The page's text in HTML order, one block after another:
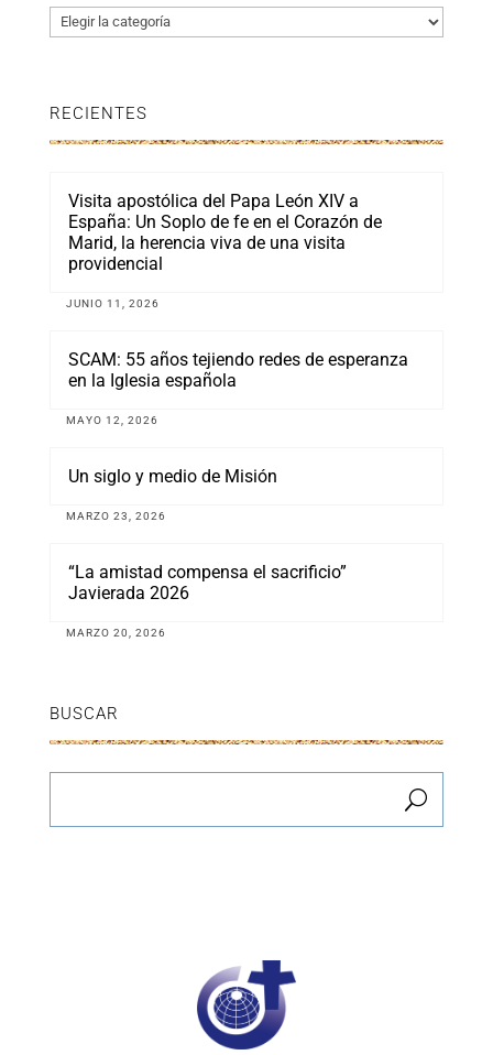
Categorías
RECIENTES
Visita apostólica del Papa León XIV a
España: Un Soplo de fe en el Corazón de
Marid, la herencia viva de una visita
providencial
JUNIO 11, 2026
SCAM: 55 años tejiendo redes de esperanza
en la Iglesia española
MAYO 12, 2026
Un siglo y medio de Misión
MARZO 23, 2026
“La amistad compensa el sacrificio”
Javierada 2026
MARZO 20, 2026
BUSCAR